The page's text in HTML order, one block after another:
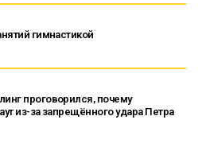
гимнастикой
проговорился, почему
из-за запрещённого удара Петра